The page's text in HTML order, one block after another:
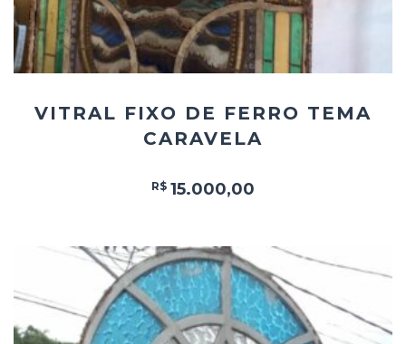
VITRAL FIXO DE FERRO TEMA
CARAVELA
R$ 15.000,00